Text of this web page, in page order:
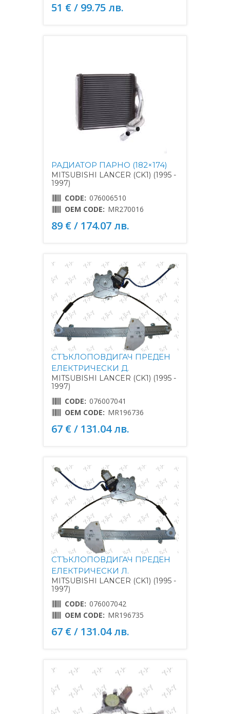
51 € / 99.75 лв.
РАДИАТОР ПАРНО (182×174)
MITSUBISHI LANCER (CK1) (1995 -
1997)
CODE: 076006510
OEM CODE: MR270016
89 € / 174.07 лв.
СТЪКЛОПОВДИГАЧ ПРЕДЕН
ЕЛЕКТРИЧЕСКИ Д.
MITSUBISHI LANCER (CK1) (1995 -
1997)
CODE: 076007041
OEM CODE: MR196736
67 € / 131.04 лв.
СТЪКЛОПОВДИГАЧ ПРЕДЕН
ЕЛЕКТРИЧЕСКИ Л.
MITSUBISHI LANCER (CK1) (1995 -
1997)
CODE: 076007042
OEM CODE: MR196735
67 € / 131.04 лв.